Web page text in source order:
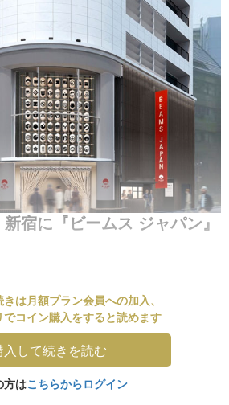
宿に『ビームス ジャパン』
は月額プラン会員への加入、
でコイン購入をすると読めます
入して続きを読む
方はこちらからログイン